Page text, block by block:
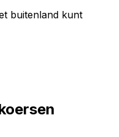
buitenland kunt